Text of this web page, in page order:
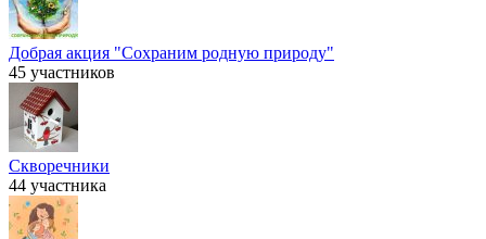
Добрая акция "Сохраним родную природу"
45 участников
Скворечники
44 участника